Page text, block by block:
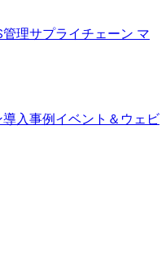
理サプライチェーン マ
導入事例イベント＆ウェビ